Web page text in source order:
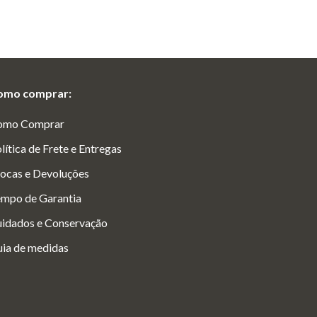
comprar:
Comprar
de Frete e Entregas
e Devoluções
de Garantia
e Conservação
de medidas